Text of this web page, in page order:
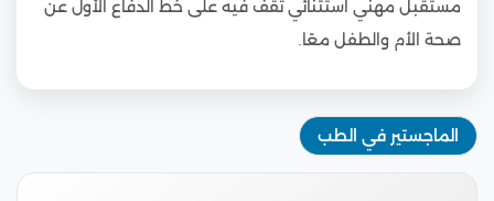
مستقبل مهني استثنائي تقف فيه على خط الدفاع الأول عن
صحة الأم والطفل معًا.
الماجستير في الطب